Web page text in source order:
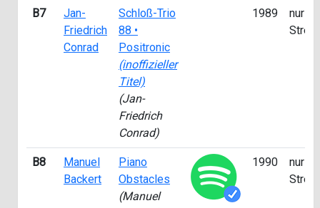
B7
Jan-
Friedrich
Conrad
Schloß-Trio
88 •
Positronic
(inoffizieller
Titel)
(Jan-
Friedrich
Conrad)
1989
nur für
B8
Manuel
Backert
Piano
Obstacles
(Manuel
1990
nur für